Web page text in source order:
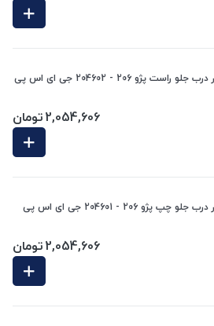
نوار دور درب جلو راست پژو 206 - 204602 جی ای اس پی
2,054,606تومان
نوار دور درب جلو چپ پژو 206 - 204601 جی ای اس پی
2,054,606تومان